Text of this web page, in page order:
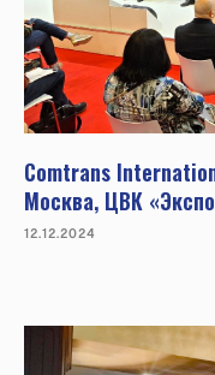
Comtrans
Москва, ЦВК
12.12.2024